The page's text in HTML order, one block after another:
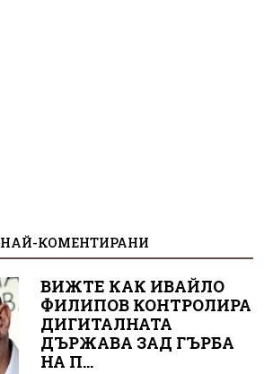
НАЙ-КОМЕНТИРАНИ
ВИЖТЕ КАК ИВАЙЛО
ФИЛИПОВ КОНТРОЛИРА
ДИГИТАЛНАТА
ДЪРЖАВА ЗАД ГЪРБА
НА П...